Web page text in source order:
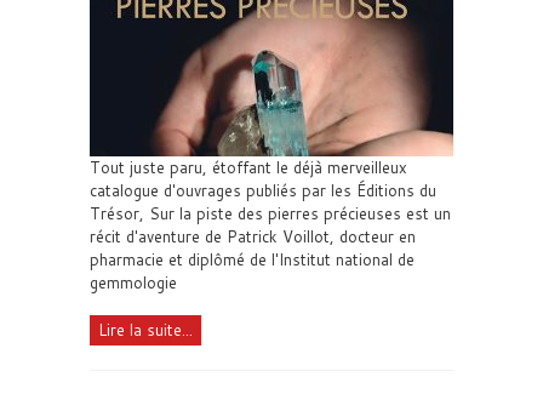
Tout juste paru, étoffant le déjà merveilleux
catalogue d'ouvrages publiés par les Éditions du
Trésor, Sur la piste des pierres précieuses est un
récit d'aventure de Patrick Voillot, docteur en
pharmacie et diplômé de l'Institut national de
gemmologie
Lire la suite...